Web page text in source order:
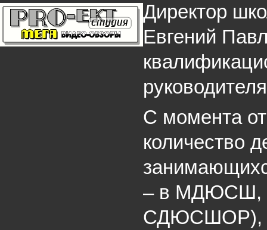
Директор
Евгений
С момента
количество
– в МДЮСШ,
СДЮСШОР), а